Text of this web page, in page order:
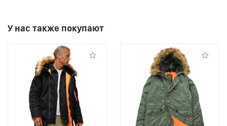
У нас также покупают